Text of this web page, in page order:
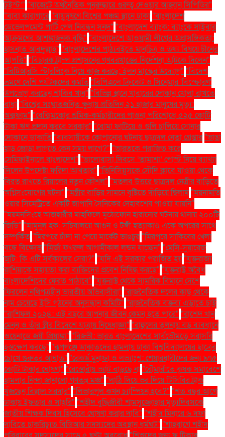
টুইস্ট’" "বাজেটে অর্থনৈতিক পুনরুদ্ধারে গুরুত্ব দেওয়ার আহ্বান সিপিডির"
"বাবা কারাগারে"বায়ুদূষণে বিশ্বের পঞ্চম স্থানে ঢাকা"বাংলাদেশ
ডেভেলপমেন্ট পার্টি পেল নিবন্ধন সনদ" "বাংলাদেশ ব্যাংক: ব্যাংকে সাইবার
আক্রমণের আশঙ্কাজনক বৃদ্ধি" "বাংলাদেশে আওয়ামী লীগের অপ্রাসঙ্গিকতা:
হাসনাত আবদুল্লাহ" "বাংলাদেশের পাঠ্যবইতে মানচিত্র ও তথ্য বিষয়ে চীনের
আপত্তি" "বিচারক ট্রাম্প প্রশাসনের গণবরখাস্তের নির্দেশনা আটকে দিলেন"
"বিটিআরসি স্টারলিংক নিয়ে কাজ করছে: ইলন মাস্কের উদ্যোগ" "বিদেশ
ভ্রমণে দেশি পর্যটকদের কমতি"বিপিএলে ক্রিকেট ও সিনেমার 'বিস্ফোরণ'
উপভোগ করছেন শাকিব খান" "বিভিন্ন স্থানে খাবারের দোকান খোলা রাখতে
বাধা"বিশ্বের সংঘাতজনিত ক্ষুধায় প্রতিদিন ২১ হাজার মানুষের মৃত্যু:
অক্সফাম" "বেক্সিমকোর শ্রমিক-কর্মচারীদের পাওনা পরিশোধে ৫২৫ কোটি
টাকা ঋণ প্রদান করবে সরকার" "বোমা ফাটিয়ে ও গুলি চালিয়ে সোনার
দোকানে ডাকাতি"ব্যবসায়ীকে কোপানোর ঘটনায় ছাত্রদল নেতা গ্রেপ্তার"ভাঙা
হাড় জোড়া লাগতে কেন সময় লাগে?" "ভারতকে পরাজিত করে
সেমিফাইনালে বাংলাদেশ" "ভালোবাসা দিবসে ‘তামাশা’ পোস্ট নিয়ে ব্যাখ্যা
দিলেন উপদেষ্টা ফরিদা আখতার" "ভিনিসিয়ুসকে সৌদি ক্লাবে যাওয়া থেকে
বিরত রাখতে রিয়ালের নতুন কৌশল" "মতলব উত্তরে ছাত্রদল নেত্রীর বাড়িতে
অগ্নিসংযোগের ঘটনা" "মন্ত্রীর বাড়ির সামনে বৃষ্টিতে দাঁড়িয়ে ছিলাম"ময়নামতি
ওয়ার সিমেট্রিতে একটি জাপানি সৈনিকের দেহাবশেষ পাওয়া যায়নি"
"ময়মনসিংহে আজহারীর মাহফিলে মুঠোফোন হারানোর ঘটনায় থানায় ২০০টি
জিডি" "মামুনুল হক: সচিবালয়ে আগুন ও টঙ্গী হত্যাকাণ্ড একে অপরের সাথে
সম্পর্কিত"মিরপুরে চাঁদা না পেয়ে মার্কেট ভাঙচুর"মিরপুরে সাকিবের খেলা
বন্ধে বিক্ষোভ"মির্জা ফখরুল আগামীকাল লন্ডন যাচ্ছেন" "মেসি-সুয়ারেজ
জুটি: কি এটি সর্বকালের সেরা?" "যদি এই সরকার পরাজিত হয়"যুক্তরাজ্য
রাশিয়াকে সহায়তা করা ব্যক্তিদের প্রবেশ নিষিদ্ধ করছে" "যুক্তরাষ্ট্র অবৈধ
বাংলাদেশিদের ফেরত পাঠাবে" "যুক্তরাষ্ট্র থেকে সামরিক বিমানে দেশে
ফিরলেন নথিপত্রহীন ভারতীয় অভিবাসীরা" "রাজনৈতিক দলের কাছ থেকে
নাম চেয়েছে ইসি গঠনের অনুসন্ধান কমিটি" "রাজনৈতিক বক্তব্য এড়াতে চাই
"রাশিফল ২০২৪: এই বছরে আপনার জীবন কেমন হতে পারে" "রাশেদ খান
মেনন ও তাঁর স্ত্রীর বিদেশে যাত্রায় নিষেধাজ্ঞা" "রাহুলের তুলনায় বড় ব্যবধানে
ওয়েনাডে জয়ী প্রিয়াঙ্কা" "রিজভী: ভারত বাংলাদেশের সার্বভৌমত্বে সরাসরি
হস্তক্ষেপ করছে" "রূপগঞ্জে ডাকাতদের হামলায় ঢাকা বিশ্ববিদ্যালয়ের ছাত্রের
চোখে গুরুতর আঘাত" "রেকর্ড মুনাফা ও লভ্যাংশ: শেয়ারধারীদের জন্য ৯৭৫
কোটি টাকার ঘোষণা" "রেস্তোরাঁয় ভ্যাট বাড়ছে না"রৌমারীতে কৃষক সমাবেশে
হামলার নিন্দা জানালো গণতন্ত্র মঞ্চ" "লাঠি দিয়ে ভর দিয়ে টিসিবির ট্রাক
খুঁজছেন বিল্লাল সরদার" "লিভারপুল কখন চ্যাম্পিয়ন হবে?" "শত বছর আগে
ঢাকায় ইফতার ও সাহ্‌রি" "শহীদ বুদ্ধিজীবী শামসুজ্জোহার মৃত্যুদিবসকে
জাতীয় শিক্ষক দিবস হিসেবে ঘোষণা করার দাবি" "শহীদ মিনারে ৬ দফা
দাবিতে চাকরিচ্যুত বিডিআর সদস্যদের অবস্থান ধর্মঘট" "শাহবাগে শহীদ